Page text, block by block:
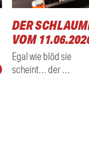
DER
VOM
Egal wie blöd sie
scheint… der …